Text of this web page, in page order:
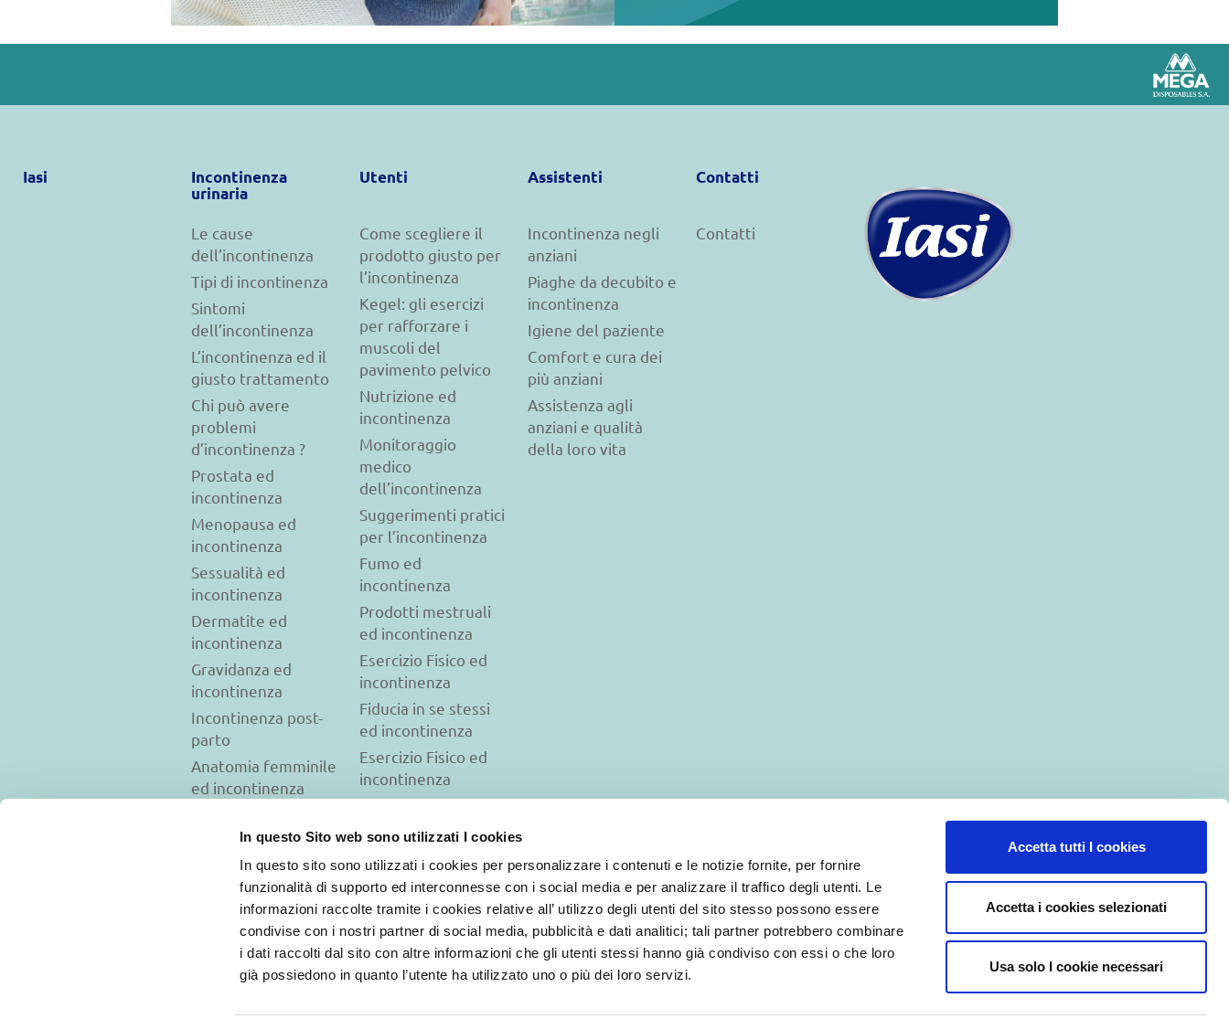
In questo Sito web sono utilizzati I cookies
In questo sito sono utilizzati i cookies per personalizzare i contenuti e le notizie fornite, per fornire
funzionalità di supporto ed interconnesse con i social media e per analizzare il traffico degli utenti. Le
informazioni raccolte tramite i cookies relative all’ utilizzo degli utenti del sito stesso possono essere
condivise con i nostri partner di social media, pubblicità e dati analitici; tali partner potrebbero combinare
i dati raccolti dal sito con altre informazioni che gli utenti stessi hanno già condiviso con essi o che loro
già possiedono in quanto l’utente ha utilizzato uno o più dei loro servizi.
Accetta tutti I cookies
Accetta i cookies selezionati
Usa solo I cookie necessari
Iasi
Incontinenza
urinaria
Le cause
dell’incontinenza
Tipi di incontinenza
Sintomi
dell’incontinenza
L’incontinenza ed il
giusto trattamento
Chi può avere
problemi
d’incontinenza ?
Prostata ed
incontinenza
Menopausa ed
incontinenza
Sessualità ed
incontinenza
Dermatite ed
incontinenza
Gravidanza ed
incontinenza
Incontinenza post-
parto
Anatomia femminile
ed incontinenza
diagnosticare
l’incontinenza
Psicologia ed
incontinenza
Utenti
Come scegliere il
prodotto giusto per
l’incontinenza
Kegel: gli esercizi
per rafforzare i
muscoli del
pavimento pelvico
Nutrizione ed
incontinenza
Monitoraggio
medico
dell’incontinenza
Suggerimenti pratici
per l’incontinenza
Fumo ed
incontinenza
Prodotti mestruali
ed incontinenza
Esercizio Fisico ed
incontinenza
Fiducia in se stessi
ed incontinenza
Esercizio Fisico ed
incontinenza
Assistenti
Incontinenza negli
anziani
Piaghe da decubito e
incontinenza
Igiene del paziente
Comfort e cura dei
più anziani
Assistenza agli
anziani e qualità
della loro vita
Contatti
Contatti
© 2026 Iasi Inco. Tutti i diritti sono riservati
Termini e condizioni d'uso
| Politica e gestione dei Cookie Privacy e trattamento dati personali